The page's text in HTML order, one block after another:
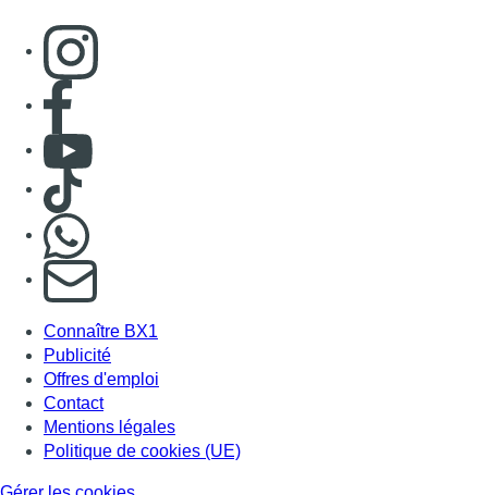
Consulter page Instagram
Consulter page Facebook
Consulter Youtube
Consulter TikTok
S'abonner à notre newsletter
Connaître BX1
Publicité
Offres d'emploi
Contact
Mentions légales
Politique de cookies (UE)